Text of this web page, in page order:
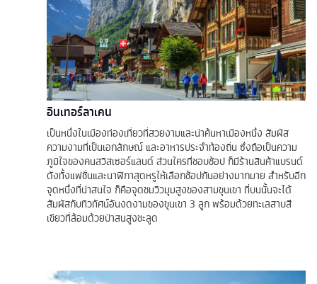
อินเทอร์ลาเคน
เป็นหนึ่งในเมืองท่องเที่ยวที่สวยงามและน่าค้นหาเมืองหนึ่ง สัมผัส
ความงามที่เป็นเอกลักษณ์ และอาหารประจำท้องถิ่น ซึ่งถือเป็นความ
ภูมิใจของคนสวิสเซอร์แลนด์ ส่วนใครที่ชอบช้อป ก็มีร้านสินค้าแบรนด์
ดังทั้งแฟชั่นและนาฬิกาสุดหรูให้เลือกช้อปกันอย่างมากมาย สำหรับอีก
จุดหนึ่งที่น่าสนใจ ก็คือจุดชมวิวมุมสูงของสามขุนเขา ที่บนนั้นจะได้
สัมผัสกับทิวทัศน์อันงดงามของขุนเขา 3 ลูก พร้อมด้วยทะเลสาบสี
เขียวที่ล้อมด้วยป่าสนสูงชะลูด